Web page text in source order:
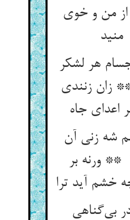
از من و خوی
منید
هر لشکر
زان زنندی
شه زنی آن
** ورنه بر
بی‌گناهی